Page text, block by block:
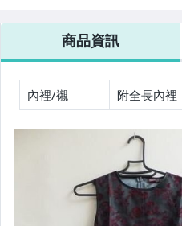
美容保養與彩妝
女包精品與女鞋
運動、戶外與休閒
商品資訊
內裡/襯 附全長內裡